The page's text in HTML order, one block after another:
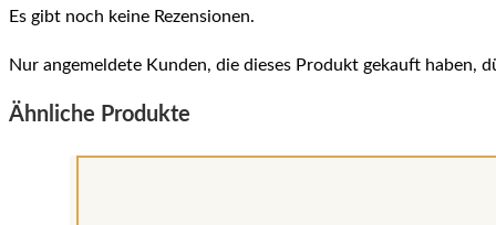
Es gibt noch keine Rezensionen.
Nur angemeldete Kunden, die dieses Produkt gekauft haben,
Ähnliche Produkte